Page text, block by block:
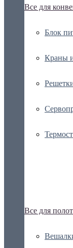
Все для
Блок
Краны
Все для